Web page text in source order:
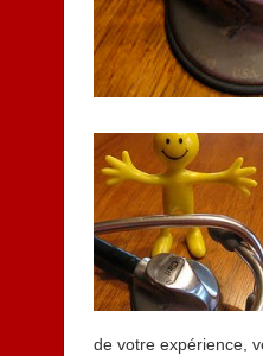
de votre expérience,